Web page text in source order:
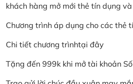
khách hàng mở mới thẻ tín dụng
Chương trình áp dụng cho các thẻ
Chi tiết chương trìnhtại đây
Tặng đến 999k khi mở tài khoản